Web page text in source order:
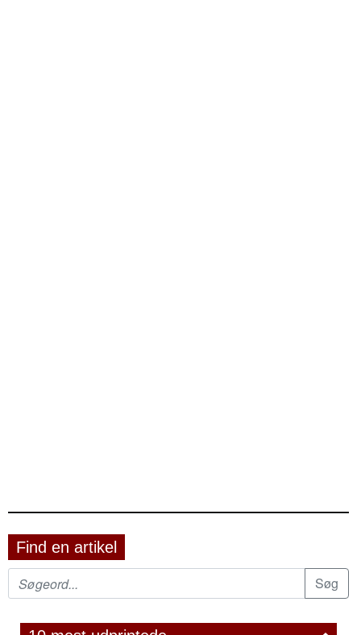
Find en artikel